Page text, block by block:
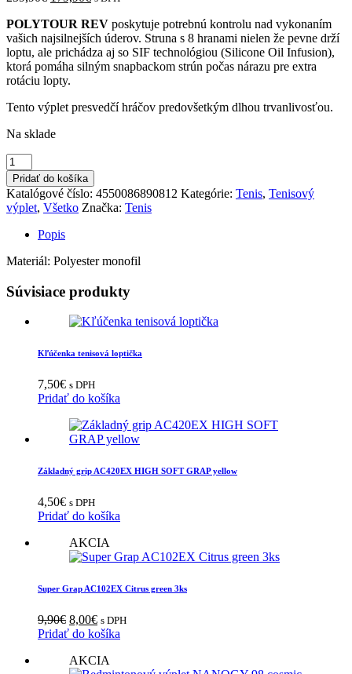
bola:
259,90€.
je:
179,90€.
POLYTOUR REV poskytuje potrebnú kontrolu nad vykonaním
vašich najsilnejších úderov. Struna s 8 hranami nielen že pevne drží
loptu, ale prichádza aj so SIF technológiou (Silicone Oil Infusion),
ktorá pomáha silným snapbackom strún počas nárazu pre extra
rotáciu lopty.
Tento výplet presvedčí hráčov predovšetkým dlhou trvanlivosťou.
Na sklade
množstvo
Tenisový
výplet
POLY
TOUR
REV
bright
200m
Pridať do košíka
Katalógové číslo: 4550086890812 Kategórie: Tenis, Tenisový
výplet, Všetko Značka: Tenis
Popis
Materiál: Polyester monofil
Súvisiace produkty
Kľúčenka tenisová loptička
7,50€ s DPH
Pridať do košíka
Základný grip AC420EX HIGH SOFT GRAP yellow
4,50€ s DPH
Pridať do košíka
AKCIA
Super Grap AC102EX Citrus green 3ks
9,90€ Pôvodná
cena
9,90€.
8,00€Aktuálna
cena
8,00€.
s DPH
Pridať do košíka
AKCIA